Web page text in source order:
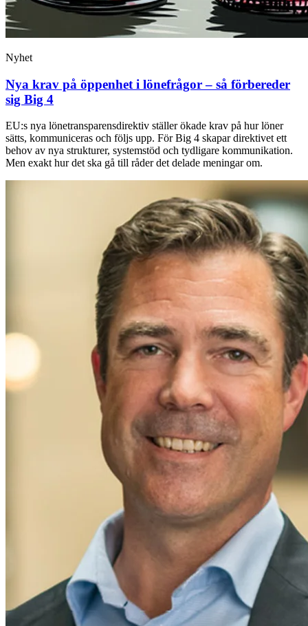
Nyhet
Nya krav på öppenhet i lönefrågor – så förbereder
sig Big 4
EU:s nya lönetransparensdirektiv ställer ökade krav på hur löner
sätts, kommuniceras och följs upp. För Big 4 skapar direktivet ett
behov av nya strukturer, systemstöd och tydligare kommunikation.
Men exakt hur det ska gå till råder det delade meningar om.